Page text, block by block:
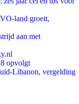
land groeit,
aan met
opvolgt
Libanon, vergelding